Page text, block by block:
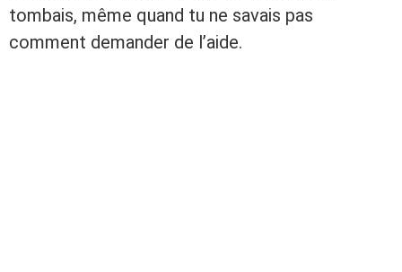
tombais, même quand tu ne savais pas
comment demander de l’aide.